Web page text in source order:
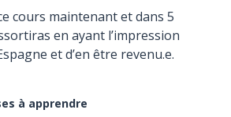
cours maintenant et dans 5
en ayant l’impression
et d’en être revenu.e.
à apprendre